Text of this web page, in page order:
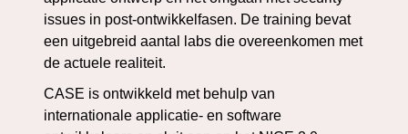
issues in post-ontwikkelfasen. De training bevat
een uitgebreid aantal labs die overeenkomen met
de actuele realiteit.
CASE is ontwikkeld met behulp van
internationale applicatie- en software